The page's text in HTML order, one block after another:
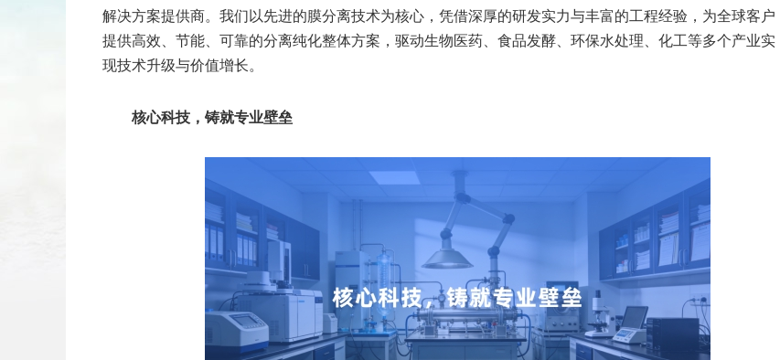
解决方案提供商。我们以先进的膜分离技术为核心，凭借深厚的研发实力与丰富的工程经验，为全球客户
提供高效、节能、可靠的分离纯化整体方案，驱动生物医药、食品发酵、环保水处理、化工等多个产业实
现技术升级与价值增长。
核心科技，铸就专业壁垒